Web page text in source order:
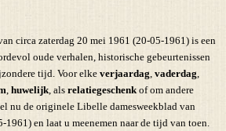
circa zaterdag 20 mei 1961 (20-05-1961) is een
oude verhalen, historische gebeurtenissen
tijd. Voor elke verjaardag, vaderdag,
, huwelijk, als relatiegeschenkof om andere
nu de originele Libelle damesweekblad van
1961) en laat u meenemen naar de tijd van toen.